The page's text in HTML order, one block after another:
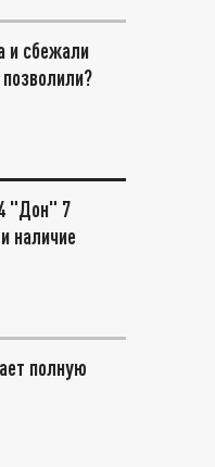
и сбежали
"Дон" 7
наличие
полную